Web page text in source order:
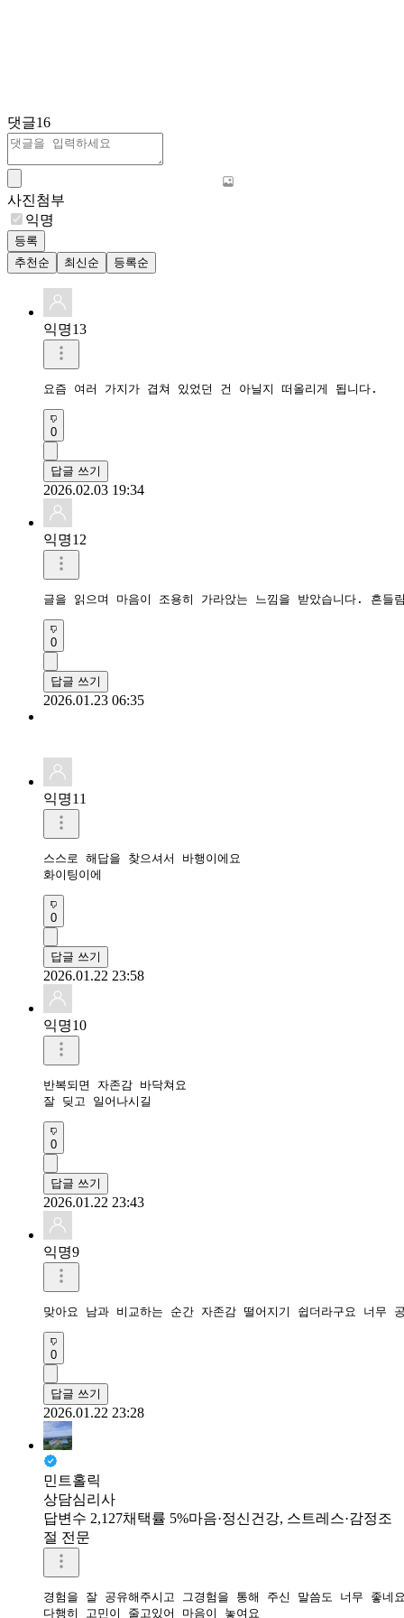
댓글16
사진첨부
익명
등록
추천순
최신순 등록순
익명13
요즘 여러 가지가 겹쳐 있었던 건 아닐지 떠올리게 됩니다.
0
답글 쓰기
2026.02.03 19:34
익명12
글을 읽으며 마음이 조용히 가라앉는 느낌을 받았습니다. 흔
0
답글 쓰기
2026.01.23 06:35
익명11
스스로 해답을 찾으셔서 바행이에요
화이팅이에
0
답글 쓰기
2026.01.22 23:58
익명10
반복되면 자존감 바닥쳐요
잘 딪고 일어나시길
0
답글 쓰기
2026.01.22 23:43
익명9
맞아요 남과 비교하는 순간 자존감 떨어지기 쉽더라구요 너무
0
답글 쓰기
2026.01.22 23:28
민트홀릭
상담심리사
답변수 2,127채택률 5%마음·정신건강, 스트레스·감정조
절 전문
경험을 잘 공유해주시고 그경험을 통해 주신 말씀도 너무 좋네
다행히 고민이 줄고있어 마음이 놓여요